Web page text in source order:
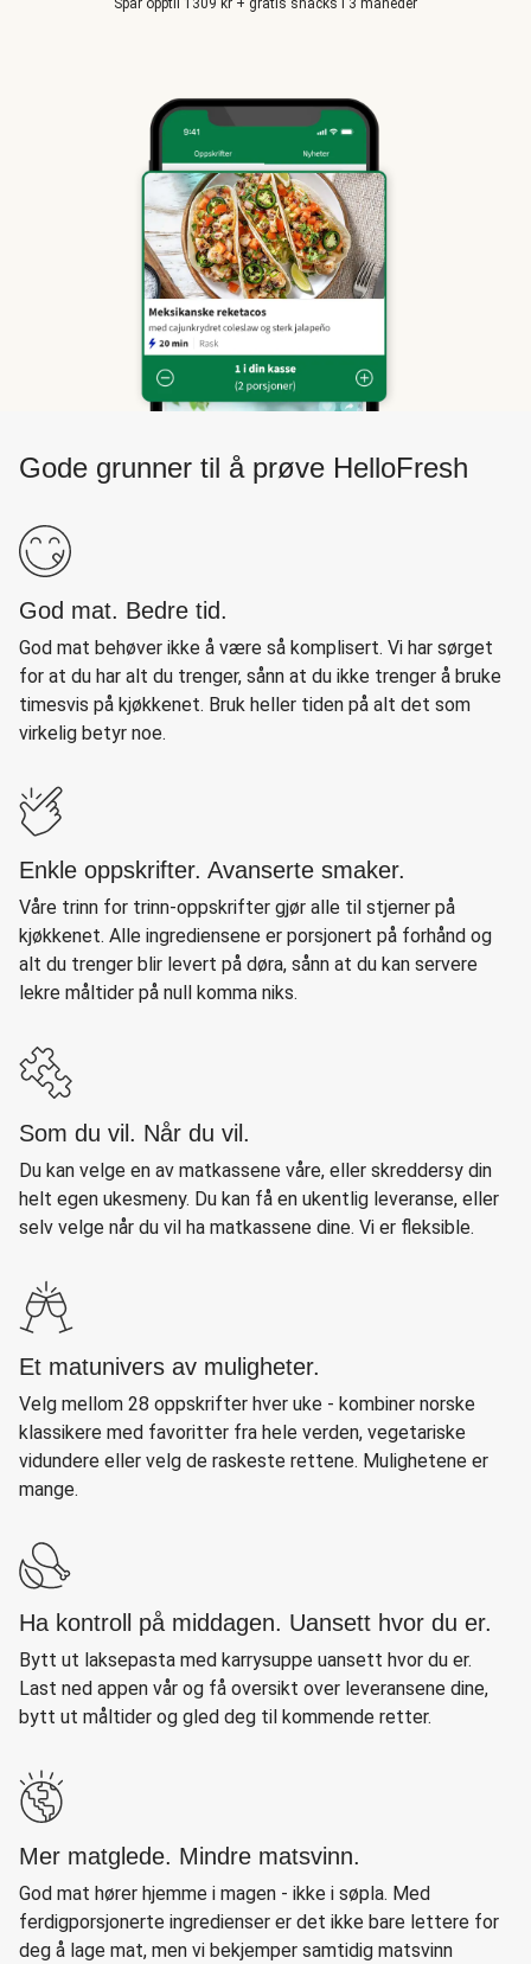
Gode grunner til å prøve HelloFresh
God mat. Bedre tid.
God mat behøver ikke å være så komplisert. Vi har sørget
for at du har alt du trenger, sånn at du ikke trenger å bruke
timesvis på kjøkkenet. Bruk heller tiden på alt det som
virkelig betyr noe.
Enkle oppskrifter. Avanserte smaker.
Våre trinn for trinn-oppskrifter gjør alle til stjerner på
kjøkkenet. Alle ingrediensene er porsjonert på forhånd og
alt du trenger blir levert på døra, sånn at du kan servere
lekre måltider på null komma niks.
Som du vil. Når du vil.
Du kan velge en av matkassene våre, eller skreddersy din
helt egen ukesmeny. Du kan få en ukentlig leveranse, eller
selv velge når du vil ha matkassene dine. Vi er fleksible.
Et matunivers av muligheter.
Velg mellom 28 oppskrifter hver uke - kombiner norske
klassikere med favoritter fra hele verden, vegetariske
vidundere eller velg de raskeste rettene. Mulighetene er
mange.
Ha kontroll på middagen. Uansett hvor du er.
Bytt ut laksepasta med karrysuppe uansett hvor du er.
Last ned appen vår og få oversikt over leveransene dine,
bytt ut måltider og gled deg til kommende retter.
Mer matglede. Mindre matsvinn.
God mat hører hjemme i magen - ikke i søpla. Med
ferdigporsjonerte ingredienser er det ikke bare lettere for
deg å lage mat, men vi bekjemper samtidig matsvinn